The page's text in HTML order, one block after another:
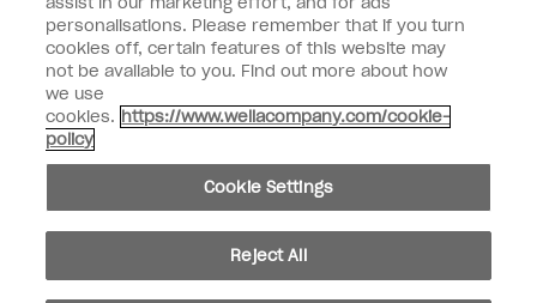
facebookinstagram
個人情報を共有または販売しないでください
© Copyright 2024, Wella Operations US LLC, 無断複写・転載を禁じます。
personalisations. Please remember that if you turn
cookies off, certain features of this website may
not be available to you. Find out more about how
we use
cookies. https://www.wellacompany.com/cookie-
policy
Cookie Settings
Reject All